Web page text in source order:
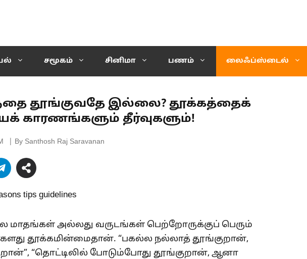
சமூகம் சினிமா பணம் லைஃப்ஸ்டைல்
தூங்குவதே இல்லை? தூக்கத்தைக்
காரணங்களும் தீர்வுகளும்!
| By Santhosh Raj Saravanan
மாதங்கள் அல்லது வருடங்கள் பெற்றோருக்குப் பெரும்
தூக்கமின்மைதான். “பகல்ல நல்லாத் தூங்குறான்,
“தொட்டிலில் போடும்போது தூங்குறான், ஆனா